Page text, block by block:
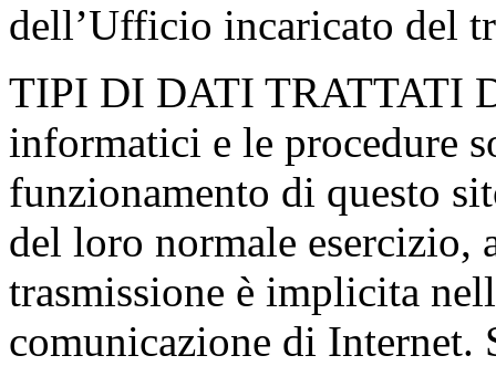
dell’Ufficio incaricato del
TIPI DI DATI TRATTATI
informatici e le procedure
funzionamento di questo
del loro normale esercizio,
trasmissione è implicita
comunicazione di